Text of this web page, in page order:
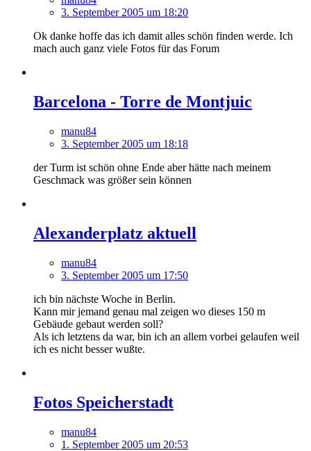
3. September 2005 um 18:20
Ok danke hoffe das ich damit alles schön finden werde. Ich
mach auch ganz viele Fotos für das Forum
Barcelona - Torre de Montjuic
manu84
3. September 2005 um 18:18
der Turm ist schön ohne Ende aber hätte nach meinem
Geschmack was größer sein können
Alexanderplatz aktuell
manu84
3. September 2005 um 17:50
ich bin nächste Woche in Berlin.
Kann mir jemand genau mal zeigen wo dieses 150 m
Gebäude gebaut werden soll?
Als ich letztens da war, bin ich an allem vorbei gelaufen weil
ich es nicht besser wußte.
Fotos Speicherstadt
manu84
1. September 2005 um 20:53